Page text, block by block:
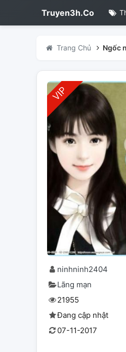
Truyen3h.Co
Trang Chủ Ngốc
ninhninh2404
Lãng mạn
21955
Đang cập nhật
07-11-2017